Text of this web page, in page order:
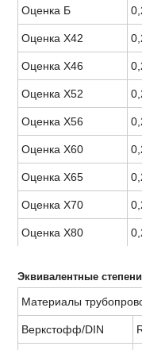
Оценка Б
Оценка Х42
Оценка Х46
Оценка Х52
Оценка Х56
Оценка Х60
Оценка Х65
Оценка Х70
Оценка Х80
Эквивалентные
Материалы
Веркстофф/DIN